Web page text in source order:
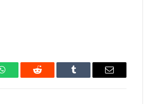
WhatsAppReddit Tumblr Email